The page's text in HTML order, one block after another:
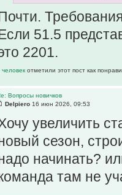
51.5
2201.
человек отметили этот пост как
Вопросы новичков
Delpiero 16 июн 2026, 09:53
увеличить
сезон,
начинать?
там не